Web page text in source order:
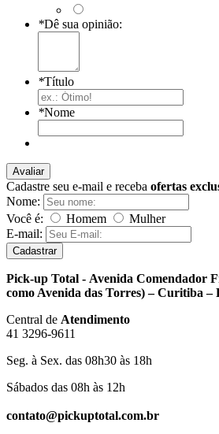
*Dê sua opinião:
*Título
*Nome
Avaliar
Cadastre seu e-mail e receba ofertas
Nome:
Você é:
Homem
Mulher
E-mail:
Cadastrar
Pick-up Total - Avenida Comendador
como Avenida das Torres) – Curitiba –
Central de Atendimento
41 3296-9611
Seg. à Sex. das 08h30 às 18h
Sábados das 08h às 12h
contato@pickuptotal.com.br